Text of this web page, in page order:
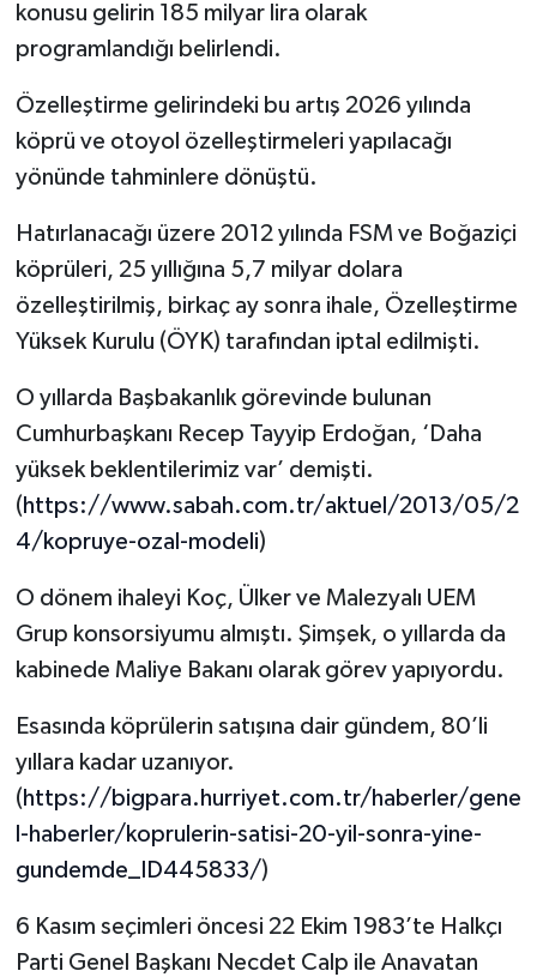
konusu gelirin 185 milyar lira olarak
programlandığı belirlendi.
Özelleştirme gelirindeki bu artış 2026 yılında
köprü ve otoyol özelleştirmeleri yapılacağı
yönünde tahminlere dönüştü.
Hatırlanacağı üzere 2012 yılında FSM ve Boğaziçi
köprüleri, 25 yıllığına 5,7 milyar dolara
özelleştirilmiş, birkaç ay sonra ihale, Özelleştirme
Yüksek Kurulu (ÖYK) tarafından iptal edilmişti.
O yıllarda Başbakanlık görevinde bulunan
Cumhurbaşkanı Recep Tayyip Erdoğan, ‘Daha
yüksek beklentilerimiz var’ demişti.
( https://www.sabah.com.tr/aktuel/2013/05/2
4/kopruye-ozal-modeli)
O dönem ihaleyi Koç, Ülker ve Malezyalı UEM
Grup konsorsiyumu almıştı. Şimşek, o yıllarda da
kabinede Maliye Bakanı olarak görev yapıyordu.
Esasında köprülerin satışına dair gündem, 80’li
yıllara kadar uzanıyor.
( https://bigpara.hurriyet.com.tr/haberler/gene
l-haberler/koprulerin-satisi-20-yil-sonra-yine-
gundemde_ID445833/)
6 Kasım seçimleri öncesi 22 Ekim 1983’te Halkçı
Parti Genel Başkanı Necdet Calp ile Anavatan